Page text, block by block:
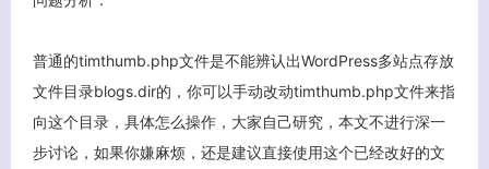
普通的timthumb.php文件是不能辨认出WordPress多站点存放
文件目录blogs.dir的，你可以手动改动timthumb.php文件来指
向这个目录，具体怎么操作，大家自己研究，本文不进行深一
步讨论，如果你嫌麻烦，还是建议直接使用这个已经改好的文